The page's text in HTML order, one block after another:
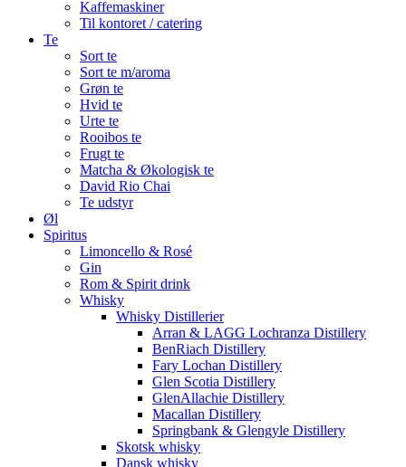
Kaffemaskiner
Til kontoret / catering
Te
Sort te
Sort te m/aroma
Grøn te
Hvid te
Urte te
Rooibos te
Frugt te
Matcha & Økologisk te
David Rio Chai
Te udstyr
Øl
Spiritus
Limoncello & Rosé
Gin
Rom & Spirit drink
Whisky
Whisky Distillerier
Arran & LAGG Lochranza Distillery
BenRiach Distillery
Fary Lochan Distillery
Glen Scotia Distillery
GlenAllachie Distillery
Macallan Distillery
Springbank & Glengyle Distillery
Skotsk whisky
Dansk whisky